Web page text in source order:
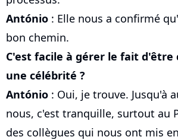
António : Elle nous a confirmé
bon chemin.
C'est facile à gérer le fait d'être
une célébrité ?
António : Oui, je trouve. Jusqu'à
nous, c'est tranquille, surtout au
des collègues qui nous ont mis